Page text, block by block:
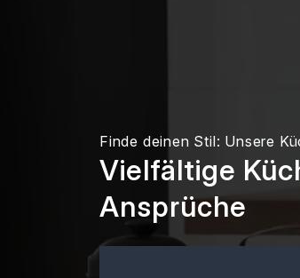
Finde deinen Stil: Unsere
Vielfältige
Ansprüche